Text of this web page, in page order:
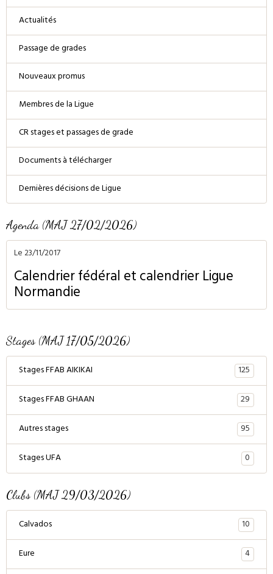
Actualités
Passage de grades
Nouveaux promus
Membres de la Ligue
CR stages et passages de grade
Documents à télécharger
Dernières décisions de Ligue
Agenda (MAJ 27/02/2026)
Le 23/11/2017
Calendrier fédéral et calendrier Ligue
Normandie
Stages (MAJ 17/05/2026)
Stages FFAB AIKIKAI
125
Stages FFAB GHAAN
29
Autres stages
95
Stages UFA
0
Clubs (MAJ 29/03/2026)
Calvados
10
Eure
4